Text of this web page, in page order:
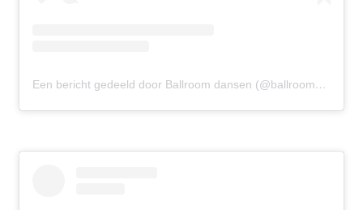
Een bericht gedeeld door Ballroom dansen (@ballroomdansen)